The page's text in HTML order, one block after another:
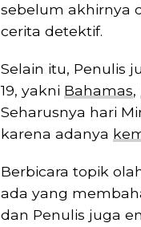
sebelum akhirnya
cerita detektif.
Selain itu, Penulis
19, yakni Bahamas,
Seharusnya hari
karena adanya
Berbicara topik
ada yang
dan Penulis juga